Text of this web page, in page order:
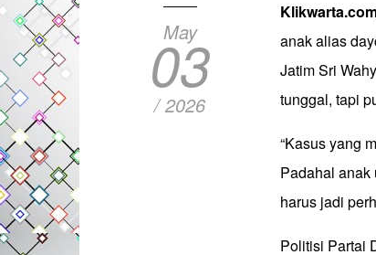
May
03
/ 2026
anak alias
Jatim Sri
tunggal, tapi
“Kasus yang
Padahal anak
harus jadi
Politisi Partai